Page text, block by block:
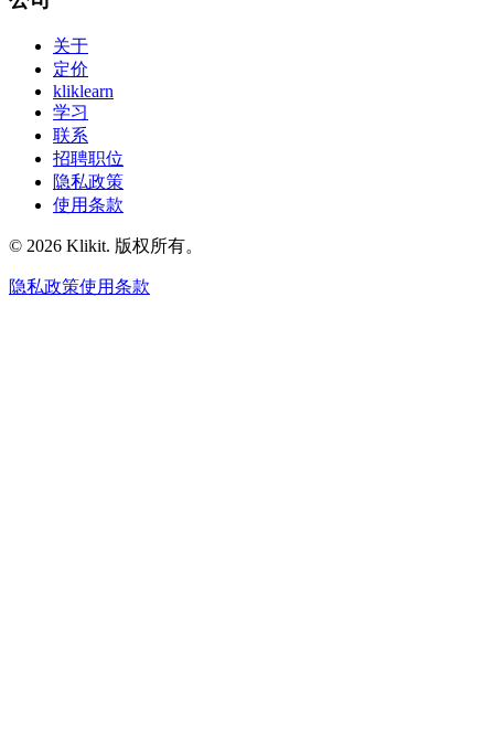
关于
定价
kliklearn
学习
联系
招聘职位
隐私政策
使用条款
© 2026 Klikit. 版权所有。
隐私政策使用条款